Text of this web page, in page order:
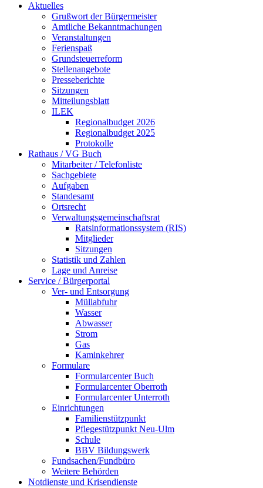
Aktuelles
Grußwort der Bürgermeister
Amtliche Bekanntmachungen
Veranstaltungen
Ferienspaß
Grundsteuerreform
Stellenangebote
Presseberichte
Sitzungen
Mitteilungsblatt
ILEK
Regionalbudget 2026
Regionalbudget 2025
Protokolle
Rathaus / VG Buch
Mitarbeiter / Telefonliste
Sachgebiete
Aufgaben
Standesamt
Ortsrecht
Verwaltungsgemeinschaftsrat
Ratsinformationssystem (RIS)
Mitglieder
Sitzungen
Statistik und Zahlen
Lage und Anreise
Service / Bürgerportal
Ver- und Entsorgung
Müllabfuhr
Wasser
Abwasser
Strom
Gas
Kaminkehrer
Formulare
Formularcenter Buch
Formularcenter Oberroth
Formularcenter Unterroth
Einrichtungen
Familienstützpunkt
Pflegestützpunkt Neu-Ulm
Schule
BBV Bildungswerk
Fundsachen/Fundbüro
Weitere Behörden
Notdienste und Krisendienste